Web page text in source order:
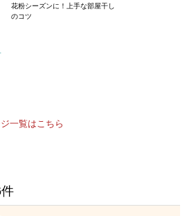
花粉シーズンに！上手な部屋干し
のコツ
一覧はこちら